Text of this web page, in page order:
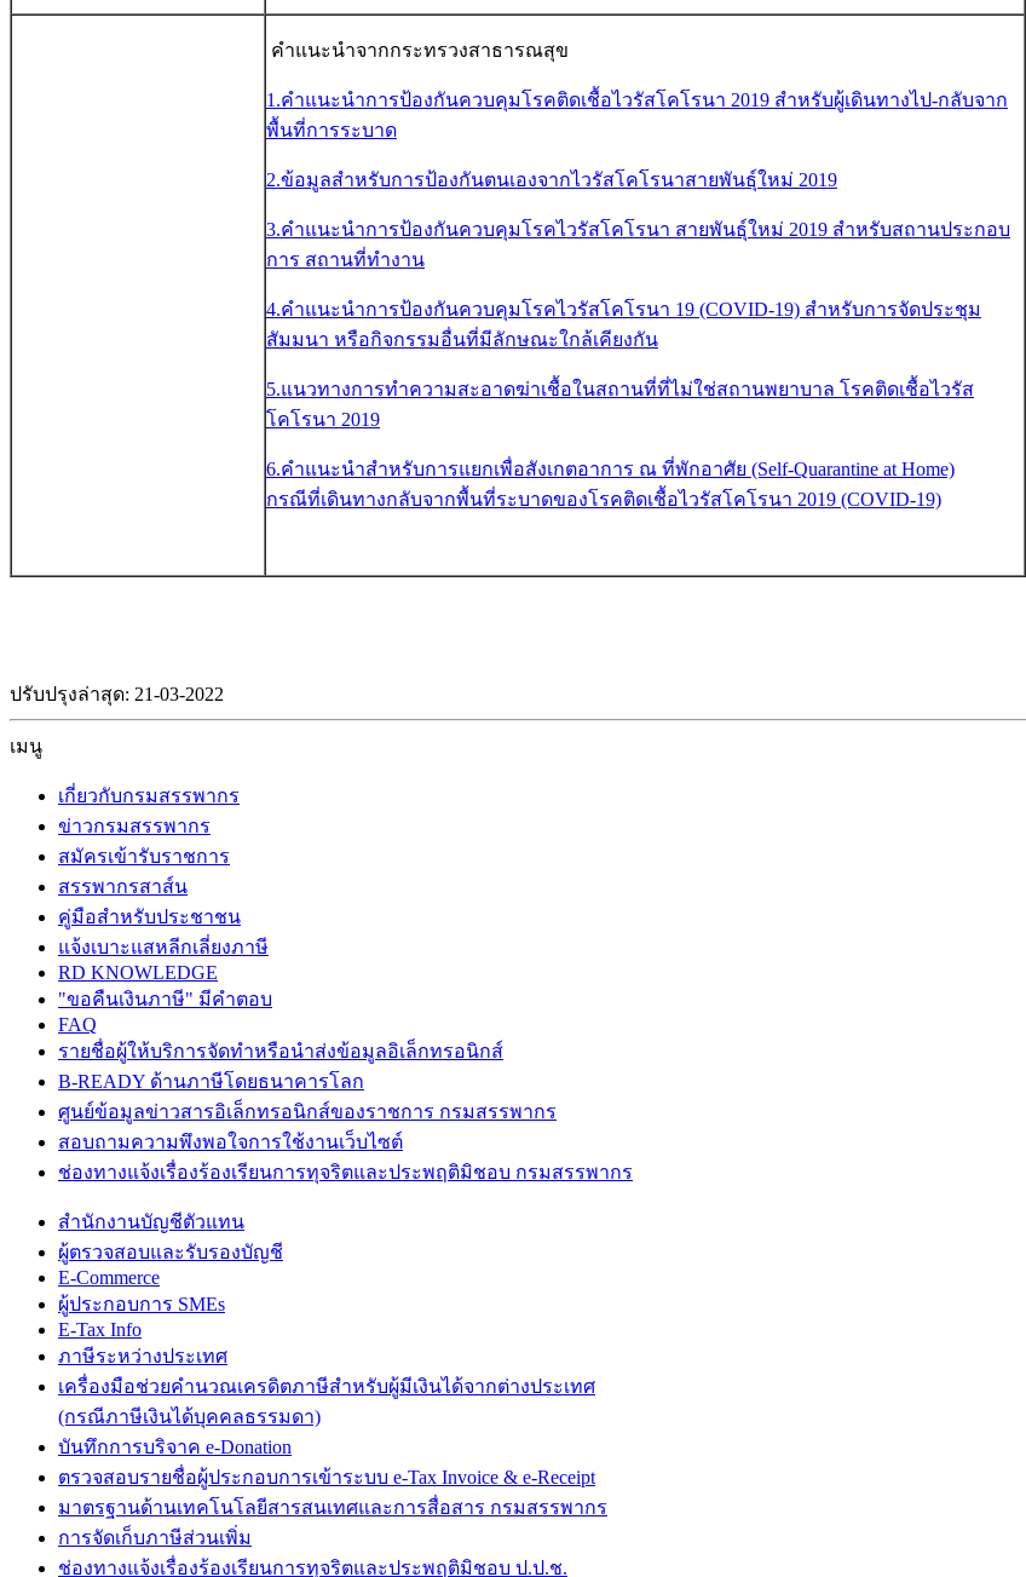
คำแนะนำจากกระทรวงสาธารณสุข
1.คำแนะนำการป้องกันควบคุมโรคติดเชื้อไวรัสโคโรนา 2019 สำหรับผู้เดินทางไป-กลับจาก
พื้นที่การระบาด
2.ข้อมูลสำหรับการป้องกันตนเองจากไวรัสโคโรนาสายพันธุ์ใหม่ 2019
3.คำแนะนำการป้องกันควบคุมโรคไวรัสโคโรนา สายพันธุ์ใหม่ 2019 สำหรับสถานประกอบ
การ สถานที่ทำงาน
4.คำแนะนำการป้องกันควบคุมโรคไวรัสโคโรนา 19 (COVID-19) สำหรับการจัดประชุม
สัมมนา หรือกิจกรรมอื่นที่มีลักษณะใกล้เคียงกัน
5.แนวทางการทำความสะอาดฆ่าเชื้อในสถานที่ที่ไม่ใช่สถานพยาบาล โรคติดเชื้อไวรัส
โคโรนา 2019
6.คำแนะนำสำหรับการแยกเพื่อสังเกตอาการ ณ ที่พักอาศัย (Self-Quarantine at Home)
กรณีที่เดินทางกลับจากพื้นที่ระบาดของโรคติดเชื้อไวรัสโคโรนา 2019 (COVID-19)
ปรับปรุงล่าสุด: 21-03-2022
เมนู
เกี่ยวกับกรมสรรพากร
ข่าวกรมสรรพากร
สมัครเข้ารับราชการ
สรรพากรสาส์น
คู่มือสำหรับประชาชน
แจ้งเบาะแสหลีกเลี่ยงภาษี
RD KNOWLEDGE
"ขอคืนเงินภาษี" มีคำตอบ
FAQ
รายชื่อผู้ให้บริการจัดทำหรือนำส่งข้อมูลอิเล็กทรอนิกส์
B-READY ด้านภาษีโดยธนาคารโลก
ศูนย์ข้อมูลข่าวสารอิเล็กทรอนิกส์ของราชการ กรมสรรพากร
สอบถามความพึงพอใจการใช้งานเว็บไซต์
ช่องทางแจ้งเรื่องร้องเรียนการทุจริตและประพฤติมิชอบ กรมสรรพากร
สำนักงานบัญชีตัวแทน
ผู้ตรวจสอบและรับรองบัญชี
E-Commerce
ผู้ประกอบการ SMEs
E-Tax Info
ภาษีระหว่างประเทศ
เครื่องมือช่วยคำนวณเครดิตภาษีสำหรับผู้มีเงินได้จากต่างประเทศ
(กรณีภาษีเงินได้บุคคลธรรมดา)
บันทึกการบริจาค e-Donation
ตรวจสอบรายชื่อผู้ประกอบการเข้าระบบ e-Tax Invoice & e-Receipt
มาตรฐานด้านเทคโนโลยีสารสนเทศและการสื่อสาร กรมสรรพากร
การจัดเก็บภาษีส่วนเพิ่ม
ช่องทางแจ้งเรื่องร้องเรียนการทุจริตและประพฤติมิชอบ ป.ป.ช.